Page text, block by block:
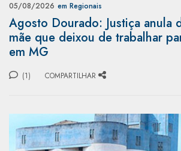
05/08/2026 em Regionais
Agosto Dourado: Justiça anula
mãe que deixou de trabalhar
em MG
(1) COMPARTILHAR